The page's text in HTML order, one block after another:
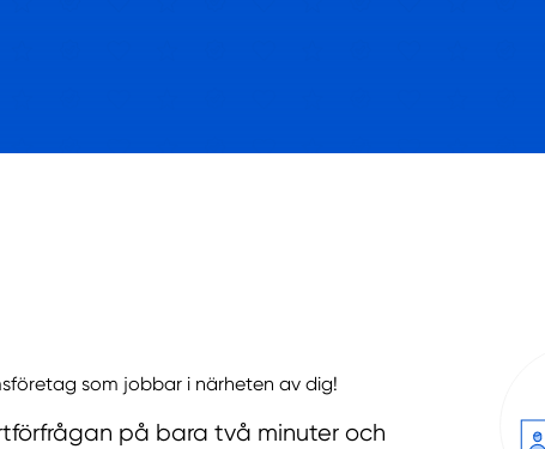
som jobbar i närheten av dig!
på bara två minuter och